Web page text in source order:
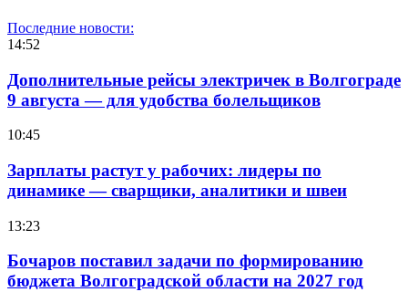
Последние новости:
14:52
Дополнительные рейсы электричек в Волгограде
9 августа — для удобства болельщиков
10:45
Зарплаты растут у рабочих: лидеры по
динамике — сварщики, аналитики и швеи
13:23
Бочаров поставил задачи по формированию
бюджета Волгоградской области на 2027 год